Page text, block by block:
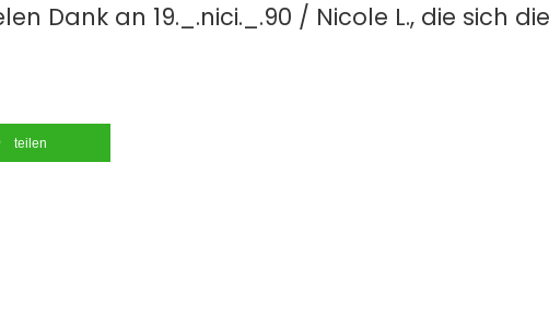
Dank an 19._.nici._.90 / Nicole L., die sich
teilen